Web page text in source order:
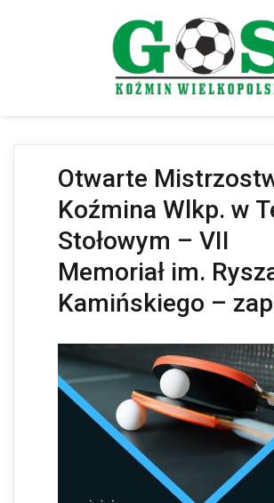
Otwórz pasek
Otwarte
Koźmina Wlkp. w
Stołowym – VII
Memoriał im.
Kamińskiego –